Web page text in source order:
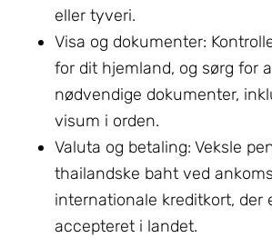
eller tyveri.
Visa og dokumenter:
for dit hjemland, og sørg for
nødvendige dokumenter,
visum i orden.
Valuta og betaling: Veksle
thailandske baht ved
internationale kreditkort, der
accepteret i landet.